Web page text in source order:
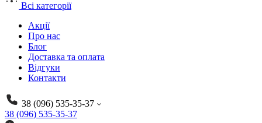
Всі категорії
Акції
Про нас
Блог
Доставка та оплата
Відгуки
Контакти
38 (096) 535-35-37
38 (096) 535-35-37